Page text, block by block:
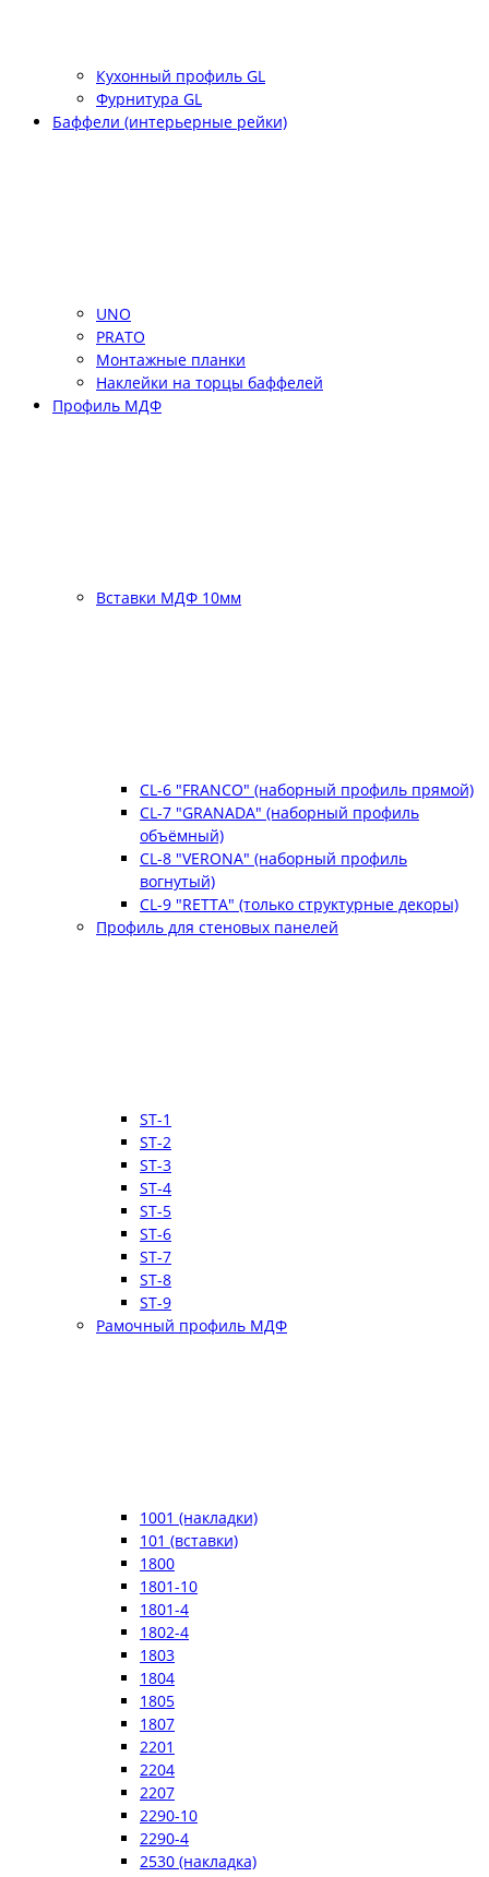
Кухонный профиль GL
Фурнитура GL
Баффели (интерьерные рейки)
UNO
PRATO
Монтажные планки
Наклейки на торцы баффелей
Профиль МДФ
Вставки МДФ 10мм
CL-6 "FRANCO" (наборный профиль прямой)
CL-7 "GRANADA" (наборный профиль
объёмный)
CL-8 "VERONA" (наборный профиль
вогнутый)
CL-9 "RETTA" (только структурные декоры)
Профиль для стеновых панелей
ST-1
ST-2
ST-3
ST-4
ST-5
ST-6
ST-7
ST-8
ST-9
Рамочный профиль МДФ
1001 (накладки)
101 (вставки)
1800
1801-10
1801-4
1802-4
1803
1804
1805
1807
2201
2204
2207
2290-10
2290-4
2530 (накладка)